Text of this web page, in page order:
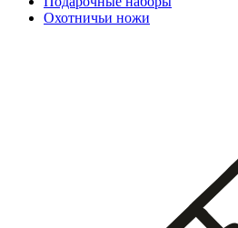
Охотничьи ножи